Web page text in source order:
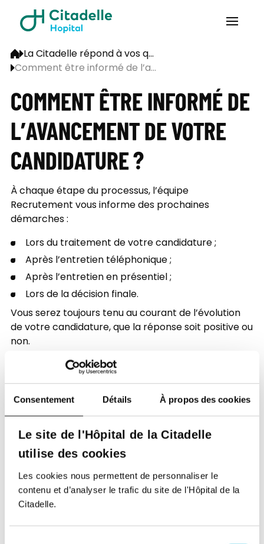
Consentement Détails À propos des cookies
Le site de l'Hôpital de la Citadelle
utilise des cookies
Les cookies nous permettent de personnaliser le
contenu et d’analyser le trafic du site de l'Hôpital de la
Citadelle.
La Citadelle répond à vos q...
Comment être informé de l’a...
COMMENT ÊTRE INFORMÉ DE
L’AVANCEMENT DE VOTRE
CANDIDATURE ?
À chaque étape du processus, l’équipe
Recrutement vous informe des prochaines
démarches :
Lors du traitement de votre candidature ;
Après l’entretien téléphonique ;
Après l’entretien en présentiel ;
Lors de la décision finale.
Vous serez toujours tenu au courant de l’évolution
de votre candidature, que la réponse soit positive ou
non.
Soutenez notre Fondation
Votre don à la Fondation permet de